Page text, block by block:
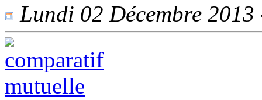
Lundi 02 Décembre